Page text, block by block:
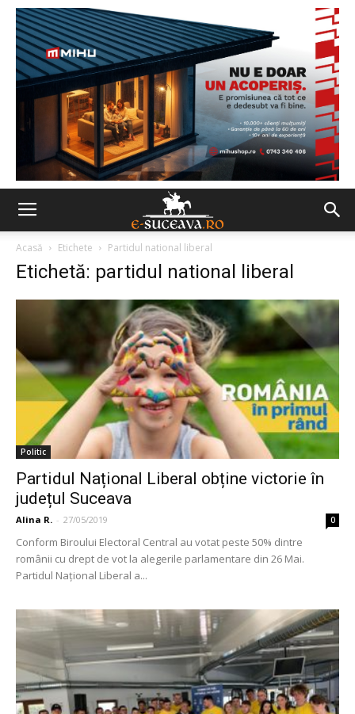
Acasă Etichete Partidul national liberal
Etichetă: partidul national liberal
Politic
Partidul Național Liberal obține victorie în
județul Suceava
Alina R. - 27/05/2019 0
Conform Biroului Electoral Central au votat peste 50% dintre
românii cu drept de vot la alegerile parlamentare din 26 Mai.
Partidul Național Liberal a...